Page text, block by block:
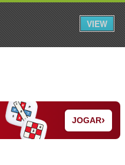
Assine Iniciar Sessão
JOGAR›
VIEW